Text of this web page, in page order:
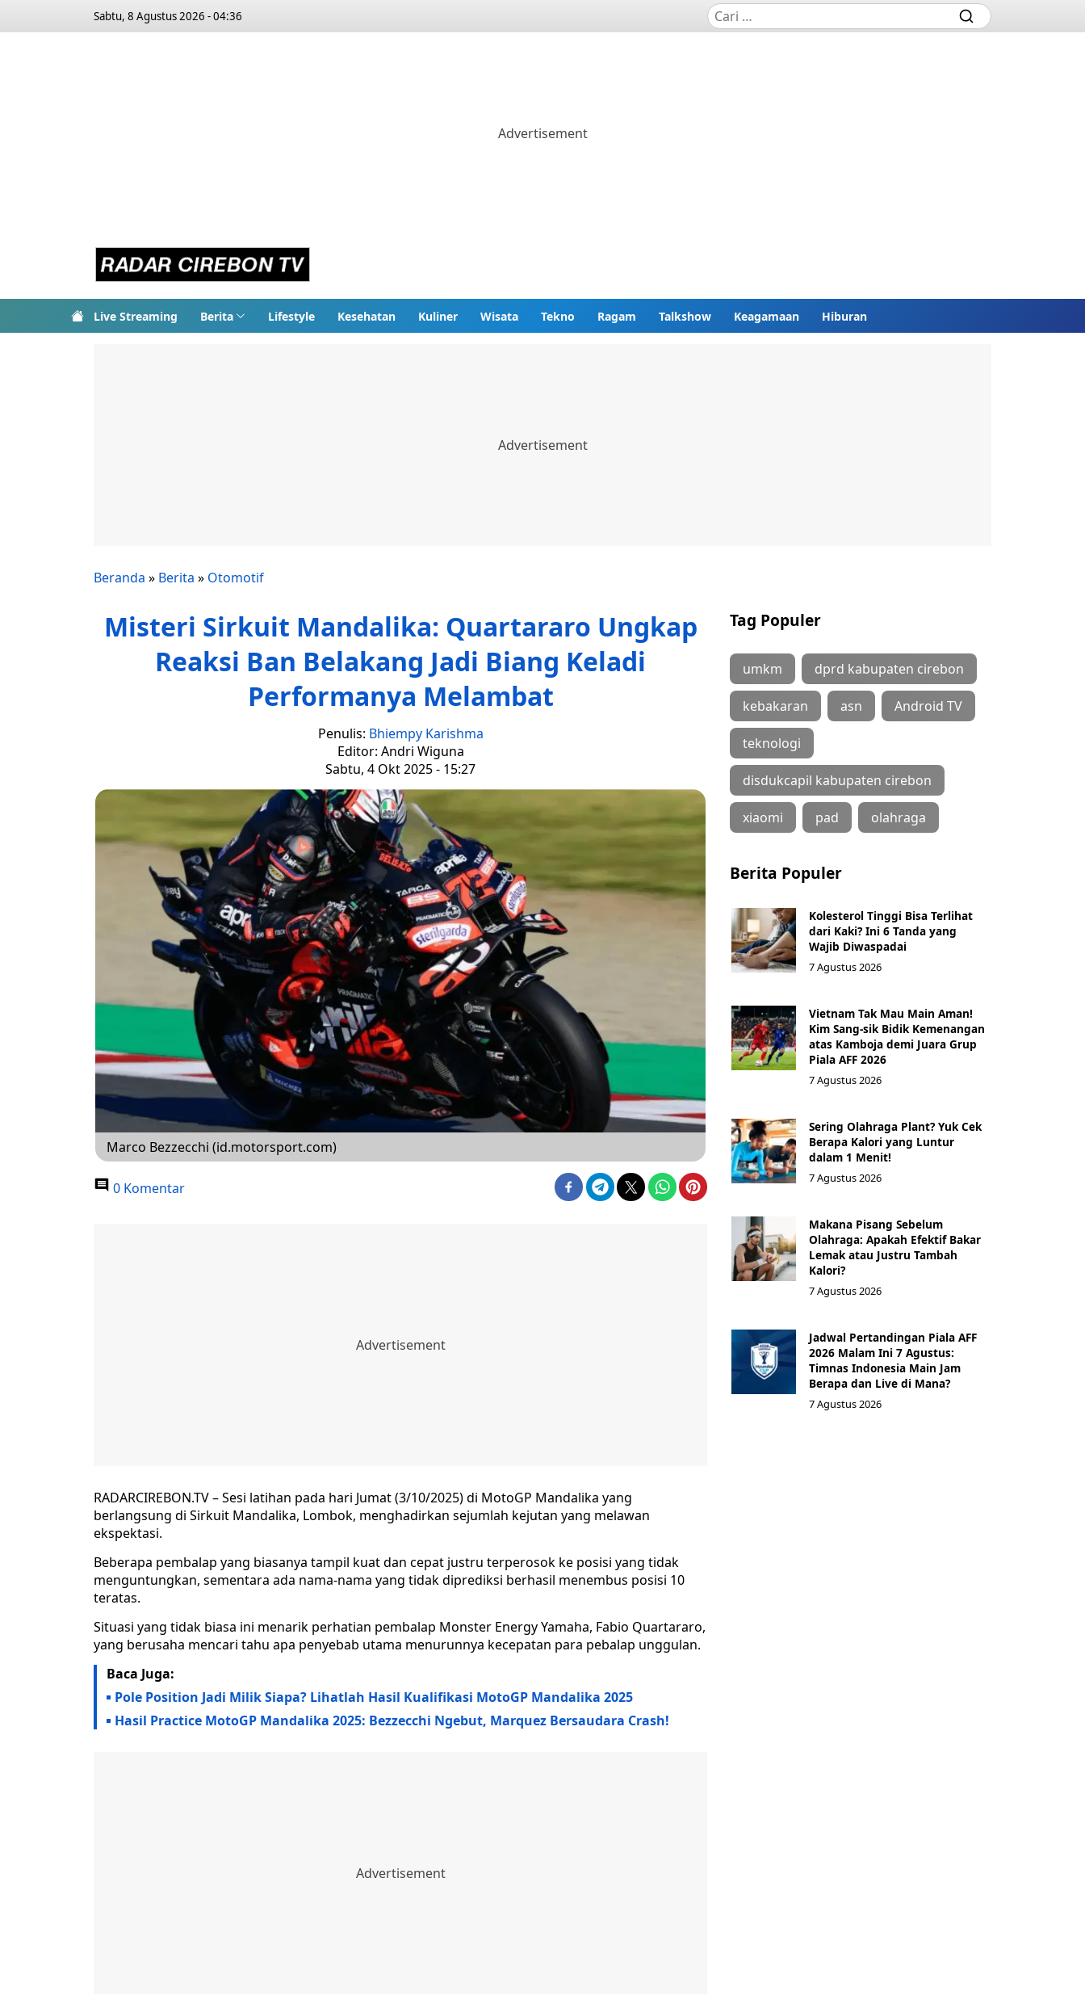
Sabtu, 8 Agustus 2026 - 04:36
Live Streaming Berita Lifestyle Kesehatan Kuliner Wisata Tekno Ragam Talkshow Keagamaan Hiburan
Beranda » Berita » Otomotif
Misteri Sirkuit Mandalika: Quartararo Ungkap
Reaksi Ban Belakang Jadi Biang Keladi
Performanya Melambat
Penulis: Bhiempy Karishma
Editor: Andri Wiguna
Sabtu, 4 Okt 2025 - 15:27
Marco Bezzecchi (id.motorsport.com)
0 Komentar
RADARCIREBON.TV – Sesi latihan pada hari Jumat (3/10/2025) di MotoGP Mandalika yang
berlangsung di Sirkuit Mandalika, Lombok, menghadirkan sejumlah kejutan yang melawan
ekspektasi.
Beberapa pembalap yang biasanya tampil kuat dan cepat justru terperosok ke posisi yang tidak
menguntungkan, sementara ada nama-nama yang tidak diprediksi berhasil menembus posisi 10
teratas.
Situasi yang tidak biasa ini menarik perhatian pembalap Monster Energy Yamaha, Fabio Quartararo,
yang berusaha mencari tahu apa penyebab utama menurunnya kecepatan para pebalap unggulan.
Baca Juga:
Pole Position Jadi Milik Siapa? Lihatlah Hasil Kualifikasi MotoGP Mandalika 2025
Hasil Practice MotoGP Mandalika 2025: Bezzecchi Ngebut, Marquez Bersaudara Crash!
Tag Populer
umkm dprd kabupaten cirebon
kebakaran asn Android TV
teknologi
disdukcapil kabupaten cirebon
xiaomi pad olahraga
Berita Populer
Kolesterol Tinggi Bisa Terlihat
dari Kaki? Ini 6 Tanda yang
Wajib Diwaspadai
7 Agustus 2026
Vietnam Tak Mau Main Aman!
Kim Sang-sik Bidik Kemenangan
atas Kamboja demi Juara Grup
Piala AFF 2026
7 Agustus 2026
Sering Olahraga Plant? Yuk Cek
Berapa Kalori yang Luntur
dalam 1 Menit!
7 Agustus 2026
Makana Pisang Sebelum
Olahraga: Apakah Efektif Bakar
Lemak atau Justru Tambah
Kalori?
7 Agustus 2026
Jadwal Pertandingan Piala AFF
2026 Malam Ini 7 Agustus:
Timnas Indonesia Main Jam
Berapa dan Live di Mana?
7 Agustus 2026